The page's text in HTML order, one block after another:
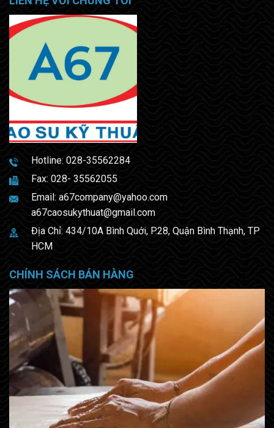
Hotline: 028-35562284
Fax: 028- 35562055
Email: a67company@yahoo.com
a67caosukythuat@gmail.com
Địa Chỉ: 434/10A Bình Quới, P.28, Quận Bình Thạnh, TP
HCM
CHÍNH SÁCH BÁN HÀNG